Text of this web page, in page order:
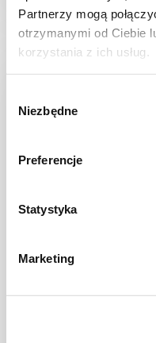
Partnerzy mogą
otrzymanymi od Ciebie
korzystania z ich usług.
zgody
Niezbędne
Preferencje
Statystyka
Marketing
CIASTA I TORTY
frużeliną